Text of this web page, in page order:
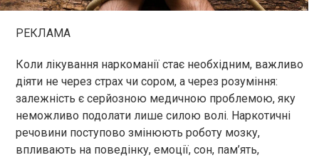
РЕКЛАМА
Коли лікування наркоманії стає необхідним, важливо
діяти не через страх чи сором, а через розуміння:
залежність є серйозною медичною проблемою, яку
неможливо подолати лише силою волі. Наркотичні
речовини поступово змінюють роботу мозку,
впливають на поведінку, емоції, сон, пам’ять,